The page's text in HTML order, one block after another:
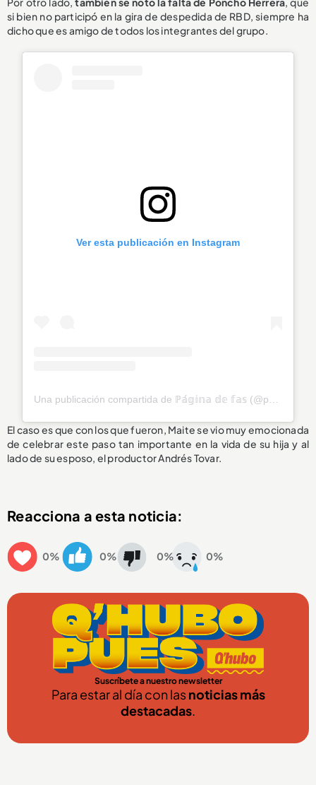
si bien no participó en la gira de despedida de RBD, siempre ha
dicho que es amigo de todos los integrantes del grupo.
Ver esta publicación en Instagram
El caso es que con los que fueron, Maite se vio muy emocionada
de celebrar este paso tan importante en la vida de su hija y al
lado de su esposo, el productor Andrés Tovar.
Reacciona a esta noticia:
0% 0% 0% 0%
Suscríbete a nuestro newsletter
Para estar al día con lasnoticias más
destacadas.